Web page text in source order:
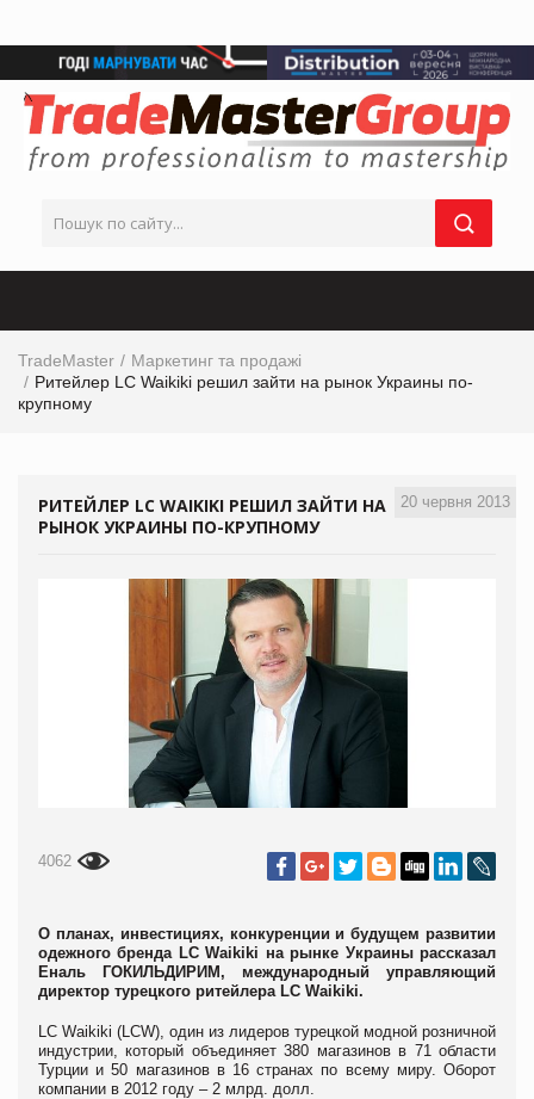
TradeMaster
Маркетинг та продажі
Ритейлер LC Waikiki решил зайти на рынок Украины по-
крупному
20 червня 2013
РИТЕЙЛЕР LC WAIKIKI РЕШИЛ ЗАЙТИ НА
РЫНОК УКРАИНЫ ПО-КРУПНОМУ
4062
О планах, инвестициях, конкуренции и будущем развитии
одежного бренда LC Waikiki на рынке Украины рассказал
Еналь ГОКИЛЬДИРИМ, международный управляющий
директор турецкого ритейлера LC Waikiki.
LC Waikiki (LCW), один из лидеров турецкой модной розничной
индустрии, который объединяет 380 магазинов в 71 области
Турции и 50 магазинов в 16 странах по всему миру. Оборот
компании в 2012 году – 2 млрд. долл.